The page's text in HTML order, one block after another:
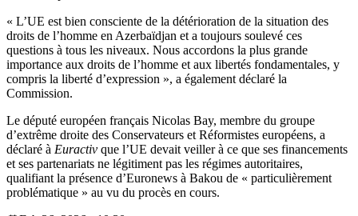
« L’UE est bien consciente de la détérioration de la situation des
droits de l’homme en Azerbaïdjan et a toujours soulevé ces
questions à tous les niveaux. Nous accordons la plus grande
importance aux droits de l’homme et aux libertés fondamentales, y
compris la liberté d’expression », a également déclaré la
Commission.
Le député européen français Nicolas Bay, membre du groupe
d’extrême droite des Conservateurs et Réformistes européens, a
déclaré à Euractiv que l’UE devait veiller à ce que ses financements
et ses partenariats ne légitiment pas les régimes autoritaires,
qualifiant la présence d’Euronews à Bakou de « particulièrement
problématique » au vu du procès en cours.